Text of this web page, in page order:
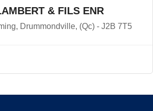
& FILS ENR
Drummondville, (Qc) - J2B 7T5